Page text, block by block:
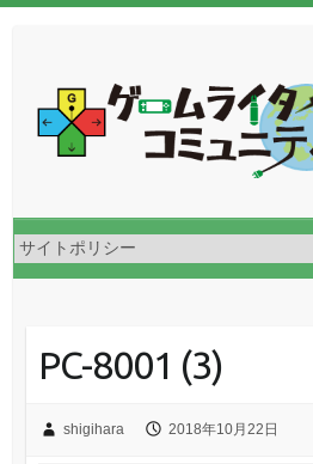
PC-8001 (3)
shigihara 2018年10月22日